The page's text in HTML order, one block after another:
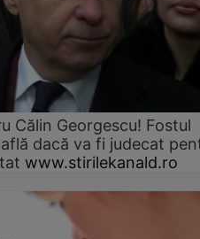
Călin Georgescu! Fostul
dacă va fi judecat
www.stirilekanald.ro